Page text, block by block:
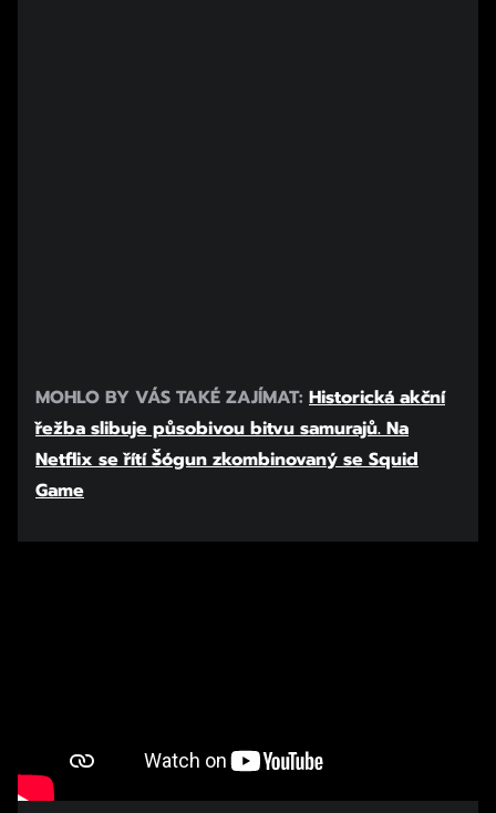
MOHLO BY VÁS TAKÉ ZAJÍMAT: Historická akční
řežba slibuje působivou bitvu samurajů. Na
Netflix se řítí Šógun zkombinovaný se Squid
Game